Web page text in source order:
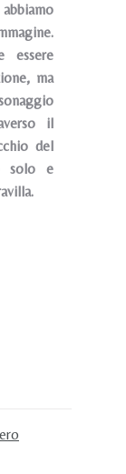
essere
ma
il
del
solo e